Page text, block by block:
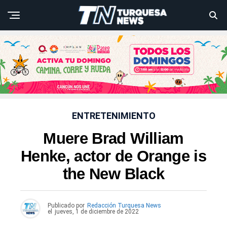
ENTRETENIMIENTO
Muere Brad William
Henke, actor de Orange is
the New Black
Publicado por Redacción Turquesa News
el
jueves, 1 de diciembre de 2022